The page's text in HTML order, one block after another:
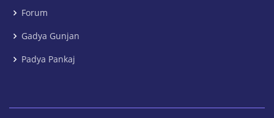
Forum
Gadya Gunjan
Padya Pankaj